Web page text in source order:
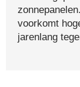
voorkomt
jarenlang